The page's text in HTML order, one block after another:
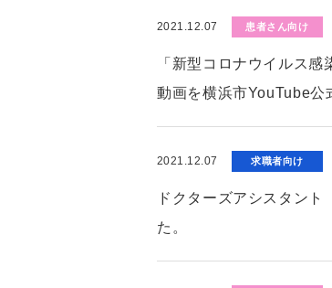
2021.12.07 患者さん向け
「新型コロナウイルス
動画を横浜市YouTube公
2021.12.07 求職者向け
ドクターズアシスタン
た。